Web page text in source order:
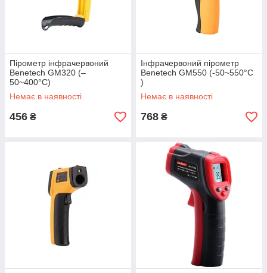
Пірометр інфрачервоний
Benetech GM320 (–
50~400°C)
Немає в наявності
456 ₴
Інфрачервоний пірометр
Benetech GM550 (-50~550°C
)
Немає в наявності
768 ₴